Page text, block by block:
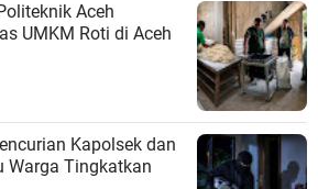
Aceh
UMKM Roti di Aceh
Kapolsek dan
Warga Tingkatkan